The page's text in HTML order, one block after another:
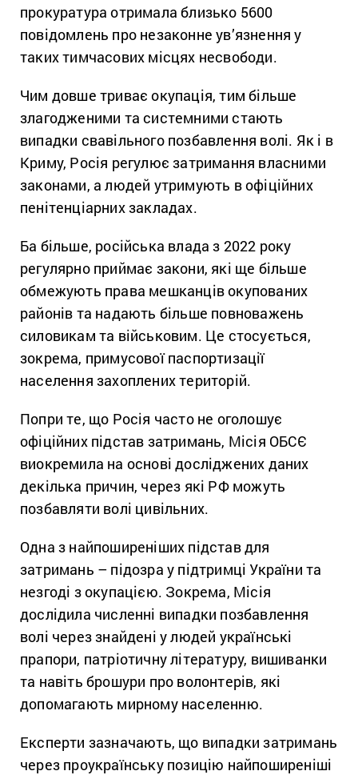
прокуратура отримала близько 5600
повідомлень про незаконне ув’язнення у
таких тимчасових місцях несвободи.
Чим довше триває окупація, тим більше
злагодженими та системними стають
випадки свавільного позбавлення волі. Як і в
Криму, Росія регулює затримання власними
законами, а людей утримують в офіційних
пенітенціарних закладах.
Ба більше, російська влада з 2022 року
регулярно приймає закони, які ще більше
обмежують права мешканців окупованих
районів та надають більше повноважень
силовикам та військовим. Це стосується,
зокрема, примусової паспортизації
населення захоплених територій.
Попри те, що Росія часто не оголошує
офіційних підстав затримань, Місія ОБСЄ
виокремила на основі досліджених даних
декілька причин, через які РФ можуть
позбавляти волі цивільних.
Одна з найпоширеніших підстав для
затримань – підозра у підтримці України та
незгоді з окупацією. Зокрема, Місія
дослідила численні випадки позбавлення
волі через знайдені у людей українські
прапори, патріотичну літературу, вишиванки
та навіть брошури про волонтерів, які
допомагають мирному населенню.
Експерти зазначають, що випадки затримань
через проукраїнську позицію найпоширеніші